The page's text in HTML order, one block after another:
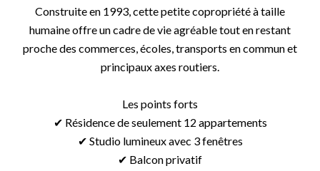
Construite en 1993, cette petite copropriété à taille
humaine offre un cadre de vie agréable tout en restant
proche des commerces, écoles, transports en commun et
principaux axes routiers.
Les points forts
✔ Résidence de seulement 12 appartements
✔ Studio lumineux avec 3 fenêtres
✔ Balcon privatif